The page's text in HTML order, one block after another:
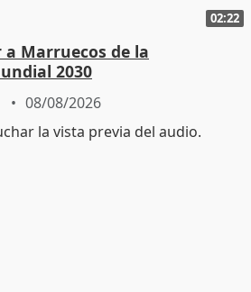
02:22
Marruecos de la
2030
08/08/2026